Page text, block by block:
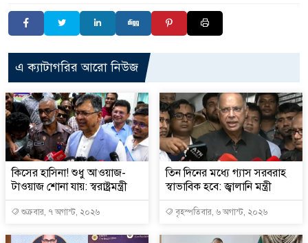
এ ক্যাটাগরির আরো নিউজ
কিসের হাসিনা! শুধু আওয়াজ-
টাওয়াজ শোনা যায়: স্বরাষ্ট্রমন্ত্রী
শুক্রবার, ৭ অগাস্ট, ২০২৬
তিন দিনের মধ্যে গ্যাস সরবরাহ
স্বাভাবিক হবে: জ্বালানি মন্ত্রী
বৃহস্পতিবার, ৬ অগাস্ট, ২০২৬